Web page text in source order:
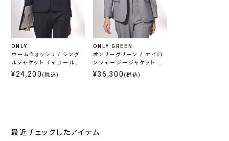
ONLY
ホームウォッシュ / シング
ルジャケット チャコール無
地
¥24,200 (税込)
ONLY GREEN
オンリーグリーン / ナイロ
ンジャージージャケット グ
レーヘリンボーン
¥36,300 (税込)
最近チェックしたアイテム